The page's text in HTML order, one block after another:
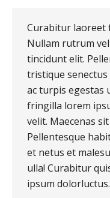
Curabitur laoreet
Nullam rutrum
tincidunt elit.
tristique
ac turpis egestas
fringilla lorem
velit. Maecenas
Pellentesque
et netus et
ulla! Curabitur
ipsum dolorluctus.